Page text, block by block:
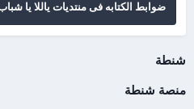
ضوابط الكتابه فى منتديات ياللا يا شباب
شنطة
منصة شنطة